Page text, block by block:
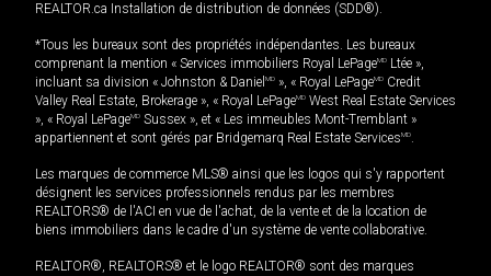
REALTOR.ca Installation de distribution de données (SDD®).
*Tous les bureaux sont des propriétés indépendantes. Les bureaux
comprenant la mention « Services immobiliers Royal LePageMD Ltée »,
incluant sa division « Johnston & Daniel MD », « Royal LePageMD Credit
Valley Real Estate, Brokerage », « Royal LePageMD West Real Estate Services
», « Royal LePageMD Sussex », et « Les immeubles Mont-Tremblant »
appartiennent et sont gérés par Bridgemarq Real Estate ServicesMD.
Les marques de commerce MLS® ainsi que les logos qui s'y rapportent
désignent les services professionnels rendus par les membres
REALTORS® de l'ACI en vue de l'achat, de la vente et de la location de
biens immobiliers dans le cadre d'un système de vente collaborative.
REALTOR®, REALTORS® et le logo REALTOR® sont des marques